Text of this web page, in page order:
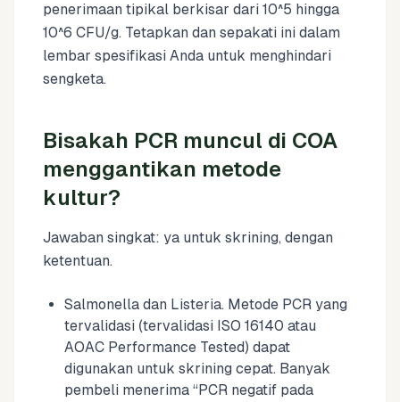
penerimaan tipikal berkisar dari 10^5 hingga
10^6 CFU/g. Tetapkan dan sepakati ini dalam
lembar spesifikasi Anda untuk menghindari
sengketa.
Bisakah PCR muncul di COA
menggantikan metode
kultur?
Jawaban singkat: ya untuk skrining, dengan
ketentuan.
Salmonella dan Listeria. Metode PCR yang
tervalidasi (tervalidasi ISO 16140 atau
AOAC Performance Tested) dapat
digunakan untuk skrining cepat. Banyak
pembeli menerima “PCR negatif pada